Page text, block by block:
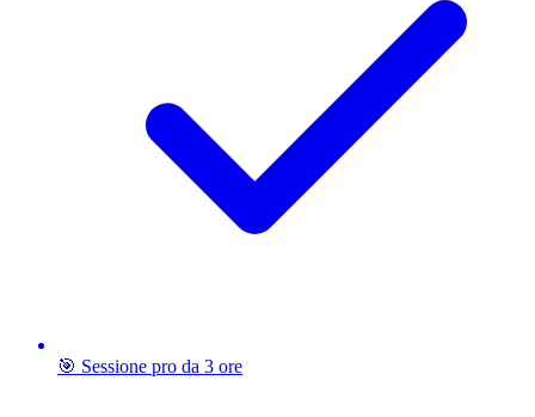
🎯 Sessione pro da 3 ore